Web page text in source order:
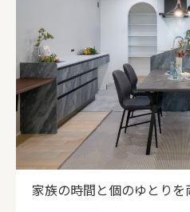
家族の時間と個のゆとりを